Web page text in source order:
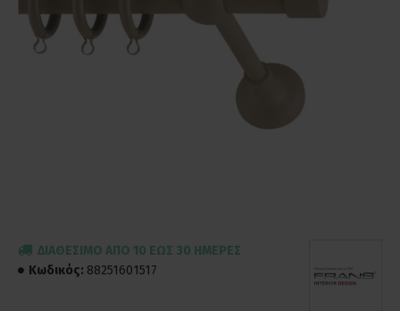
ΔΙΑΘΈΣΙΜΟ ΑΠΌ 10 ΈΩΣ 30 ΗΜΈΡΕΣ
Κωδικός: 88251601517